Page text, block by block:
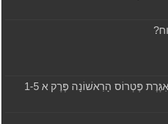
פֶּטְרוֹס הָרִאשׁוֹנָה פֶּרֶק א 1-5